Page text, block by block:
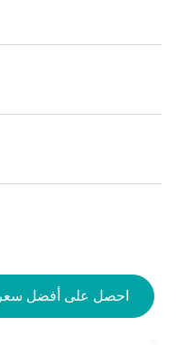
احصل على أفضل سعر